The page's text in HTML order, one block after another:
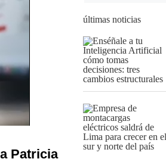
Patricia
últimas noticias